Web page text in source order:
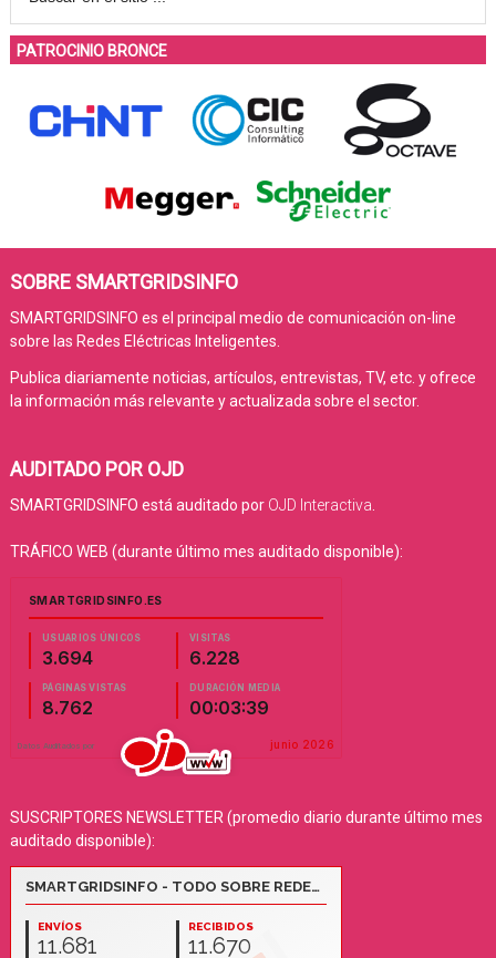
PATROCINIO BRONCE
SOBRE SMARTGRIDSINFO
SMARTGRIDSINFO es el principal medio de comunicación on-line
sobre las Redes Eléctricas Inteligentes.
Publica diariamente noticias, artículos, entrevistas, TV, etc. y ofrece
la información más relevante y actualizada sobre el sector.
AUDITADO POR OJD
SMARTGRIDSINFO está auditado por OJD Interactiva
TRÁFICO WEB (durante último mes auditado disponible):
SUSCRIPTORES NEWSLETTER (promedio diario durante último mes
auditado disponible):